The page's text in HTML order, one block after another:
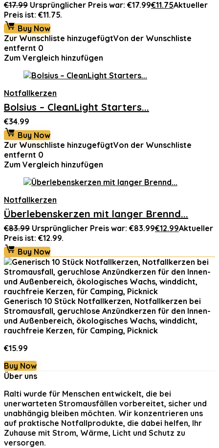
€17.99 Ursprünglicher Preis war: €17.99€11.75Aktueller
Preis ist: €11.75.
Buy Now
Zur Wunschliste hinzugefügtVon der Wunschliste
entfernt 0
Zum Vergleich hinzufügen
Notfallkerzen
Bolsius – CleanLight Starters...
€34.99
Buy Now
Zur Wunschliste hinzugefügtVon der Wunschliste
entfernt 0
Zum Vergleich hinzufügen
Notfallkerzen
Überlebenskerzen mit langer Brennd...
€83.99 Ursprünglicher Preis war: €83.99€12.99Aktueller
Preis ist: €12.99.
Buy Now
Generisch 10 Stück Notfallkerzen, Notfallkerzen bei
Stromausfall, geruchlose Anzündkerzen für den Innen-
und Außenbereich, ökologisches Wachs, winddicht,
rauchfreie Kerzen, für Camping, Picknick
€15.99
Buy Now
Über uns
Ralti wurde für Menschen entwickelt, die bei
unerwarteten Stromausfällen vorbereitet, sicher und
unabhängig bleiben möchten. Wir konzentrieren uns
auf praktische Notfallprodukte, die dabei helfen, Ihr
Zuhause mit Strom, Wärme, Licht und Schutz zu
versorgen.